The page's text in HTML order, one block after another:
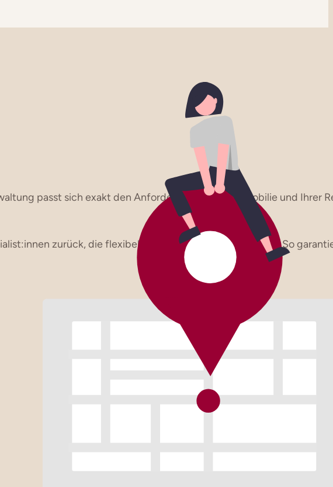
passt sich exakt den Anforderungen Ihrer Immobilie und
zurück, die flexibel und kompetent unterstützen. So